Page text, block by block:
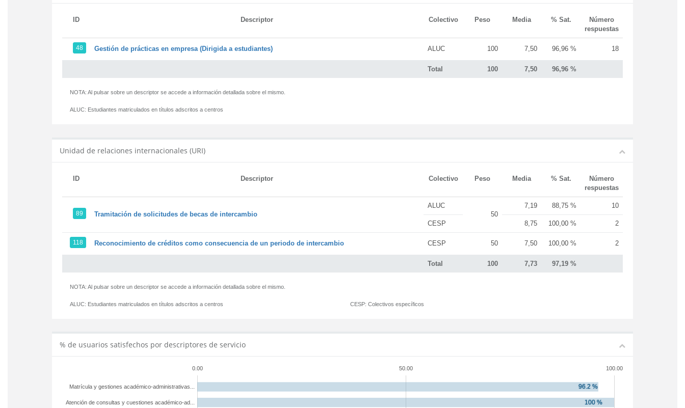
ID Descriptor Colectivo Peso Media % Sat.
Número
respuestas
Total 100 7,50 96,96 %
48 Gestión de prácticas en empresa (Dirigida a estudiantes) ALUC 100 7,50 96,96 % 18
NOTA: Al pulsar sobre un descriptor se accede a información detallada sobre el mismo.
ALUC: Estudiantes matriculados en títulos adscritos a centros
Unidad de relaciones internacionales (URI)
ID Descriptor Colectivo Peso Media % Sat.
Número
respuestas
Total 100 7,73 97,19 %
89 Tramitación de solicitudes de becas de intercambio
ALUC
50
7,19 88,75 % 10
CESP 8,75 100,00 % 2
118 Reconocimiento de créditos como consecuencia de un periodo de intercambio CESP 50 7,50 100,00 % 2
NOTA: Al pulsar sobre un descriptor se accede a información detallada sobre el mismo.
ALUC: Estudiantes matriculados en títulos adscritos a centros CESP: Colectivos específicos
% de usuarios satisfechos por descriptores de servicio
0.00 50.00 100.00
Atención de consultas y cuestiones académico-ad...
Matrícula y gestiones académico-administrativas...